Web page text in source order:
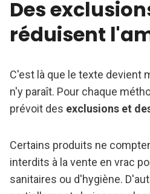
Des
réduisent
C'est là que le texte devient
n'y paraît. Pour chaque
prévoit des exclusions et
Certains produits ne
interdits à la vente en vrac
sanitaires ou d'hygiène.